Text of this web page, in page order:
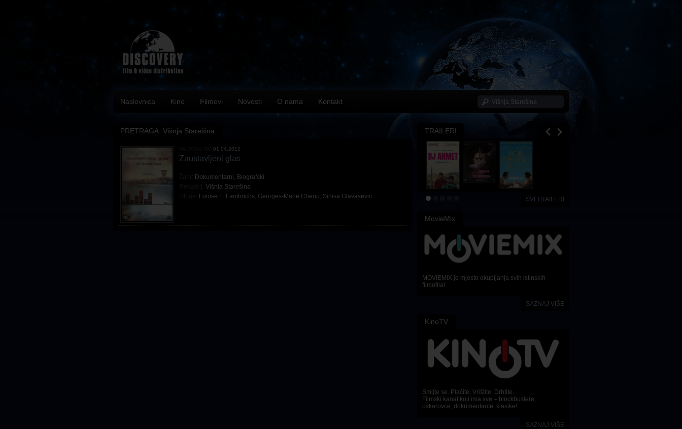
Naslovnica Kino Filmovi Novosti O nama Kontakt
PRETRAGA: Višnja Starešina
01.04.2012
Zaustavljeni glas
Dokumentarni, Biografski
Višnja Starešina
Louise L. Lambrichs, Georges-Marie Chenu, Sinisa Glavasevic
TRAILERI
SVI TRAILERI
MovieMix
MOVIEMIX je mjesto okupljanja svih istinskih
filmofila!
SAZNAJ VIŠE
KinoTV
Smijte se. Plačite. Vrištite. Drhtite.
Filmski kanal koji ima sve – blockbustere,
oskarovce, dokumentarce, klasike!
SAZNAJ VIŠE